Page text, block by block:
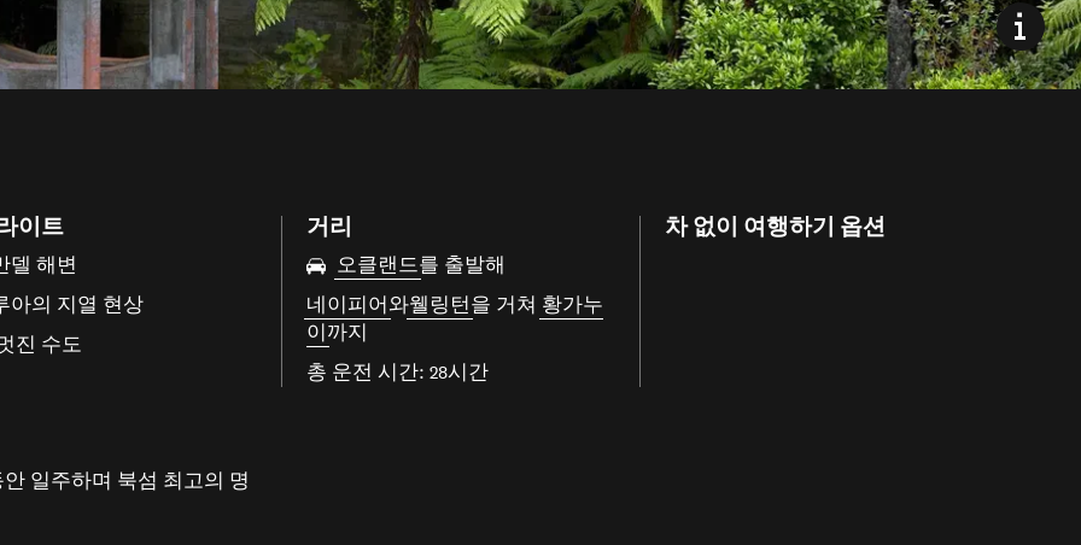
이트
델 해변
아의 지열 현상
진 수도
거리
오클랜드를 출발해
네이피어 와웰링턴을 거쳐 황가누
이 까지
총 운전 시간: 28시간
차 없이 여행하기 옵션
일주하며 북섬 최고의 명